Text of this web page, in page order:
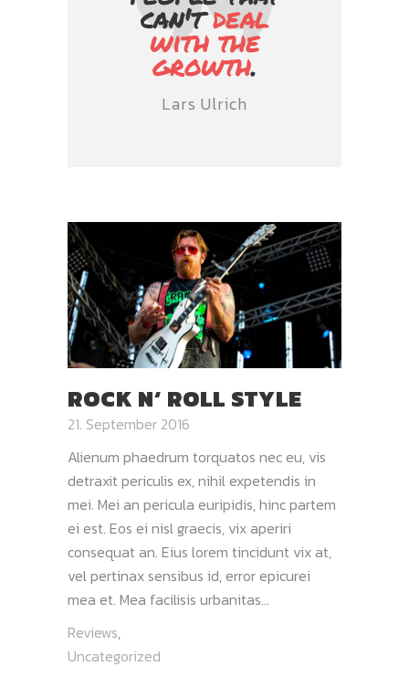
can'tdeal
with the
growth.
Lars Ulrich
ROCK N‘ ROLL STYLE
21. September 2016
Alienum phaedrum torquatos nec eu, vis
detraxit periculis ex, nihil expetendis in
mei. Mei an pericula euripidis, hinc partem
ei est. Eos ei nisl graecis, vix aperiri
consequat an. Eius lorem tincidunt vix at,
vel pertinax sensibus id, error epicurei
mea et. Mea facilisis urbanitas...
Reviews,
Uncategorized